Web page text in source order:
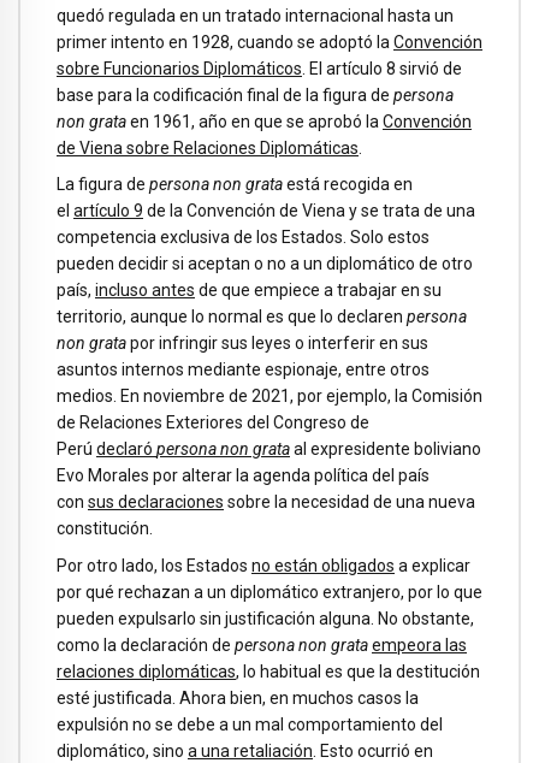
quedó regulada en un tratado internacional hasta un
primer intento en 1928, cuando se adoptó la Convención
sobre Funcionarios Diplomáticos . El artículo 8 sirvió de
base para la codificación final de la figura de persona
non grataen 1961, año en que se aprobó la Convención
de Viena sobre Relaciones Diplomáticas
La figura de persona non grataestá recogida en
el artículo 9 de la Convención de Viena y se trata de una
competencia exclusiva de los Estados. Solo estos
pueden decidir si aceptan o no a un diplomático de otro
país, incluso antes de que empiece a trabajar en su
territorio, aunque lo normal es que lo declaren persona
non gratapor infringir sus leyes o interferir en sus
asuntos internos mediante espionaje, entre otros
medios. En noviembre de 2021, por ejemplo, la Comisión
de Relaciones Exteriores del Congreso de
Perú declaró persona non grataal expresidente boliviano
Evo Morales por alterar la agenda política del país
con sus declaraciones sobre la necesidad de una nueva
constitución.
Por otro lado, los Estados no están obligados a explicar
por qué rechazan a un diplomático extranjero, por lo que
pueden expulsarlo sin justificación alguna. No obstante,
como la declaración de persona non grataempeora las
relaciones diplomáticas, lo habitual es que la destitución
esté justificada. Ahora bien, en muchos casos la
expulsión no se debe a un mal comportamiento del
diplomático, sino a una retaliación . Esto ocurrió en